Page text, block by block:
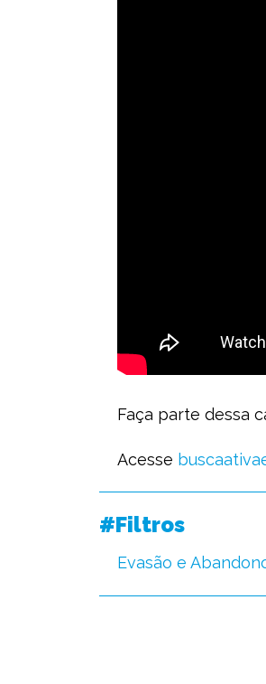
Faça parte dessa
Acesse
#Filtros
Evasão e